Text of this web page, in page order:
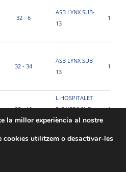
32 - 6
ASB LYNX SUB-
13
12:20
32 - 34
ASB LYNX SUB-
13
10:55
25 - 19
L HOSPITALET
PIONERS SUB-
13
11:00
la millor experiència al nostre
cookies utilitzem o desactivar-les